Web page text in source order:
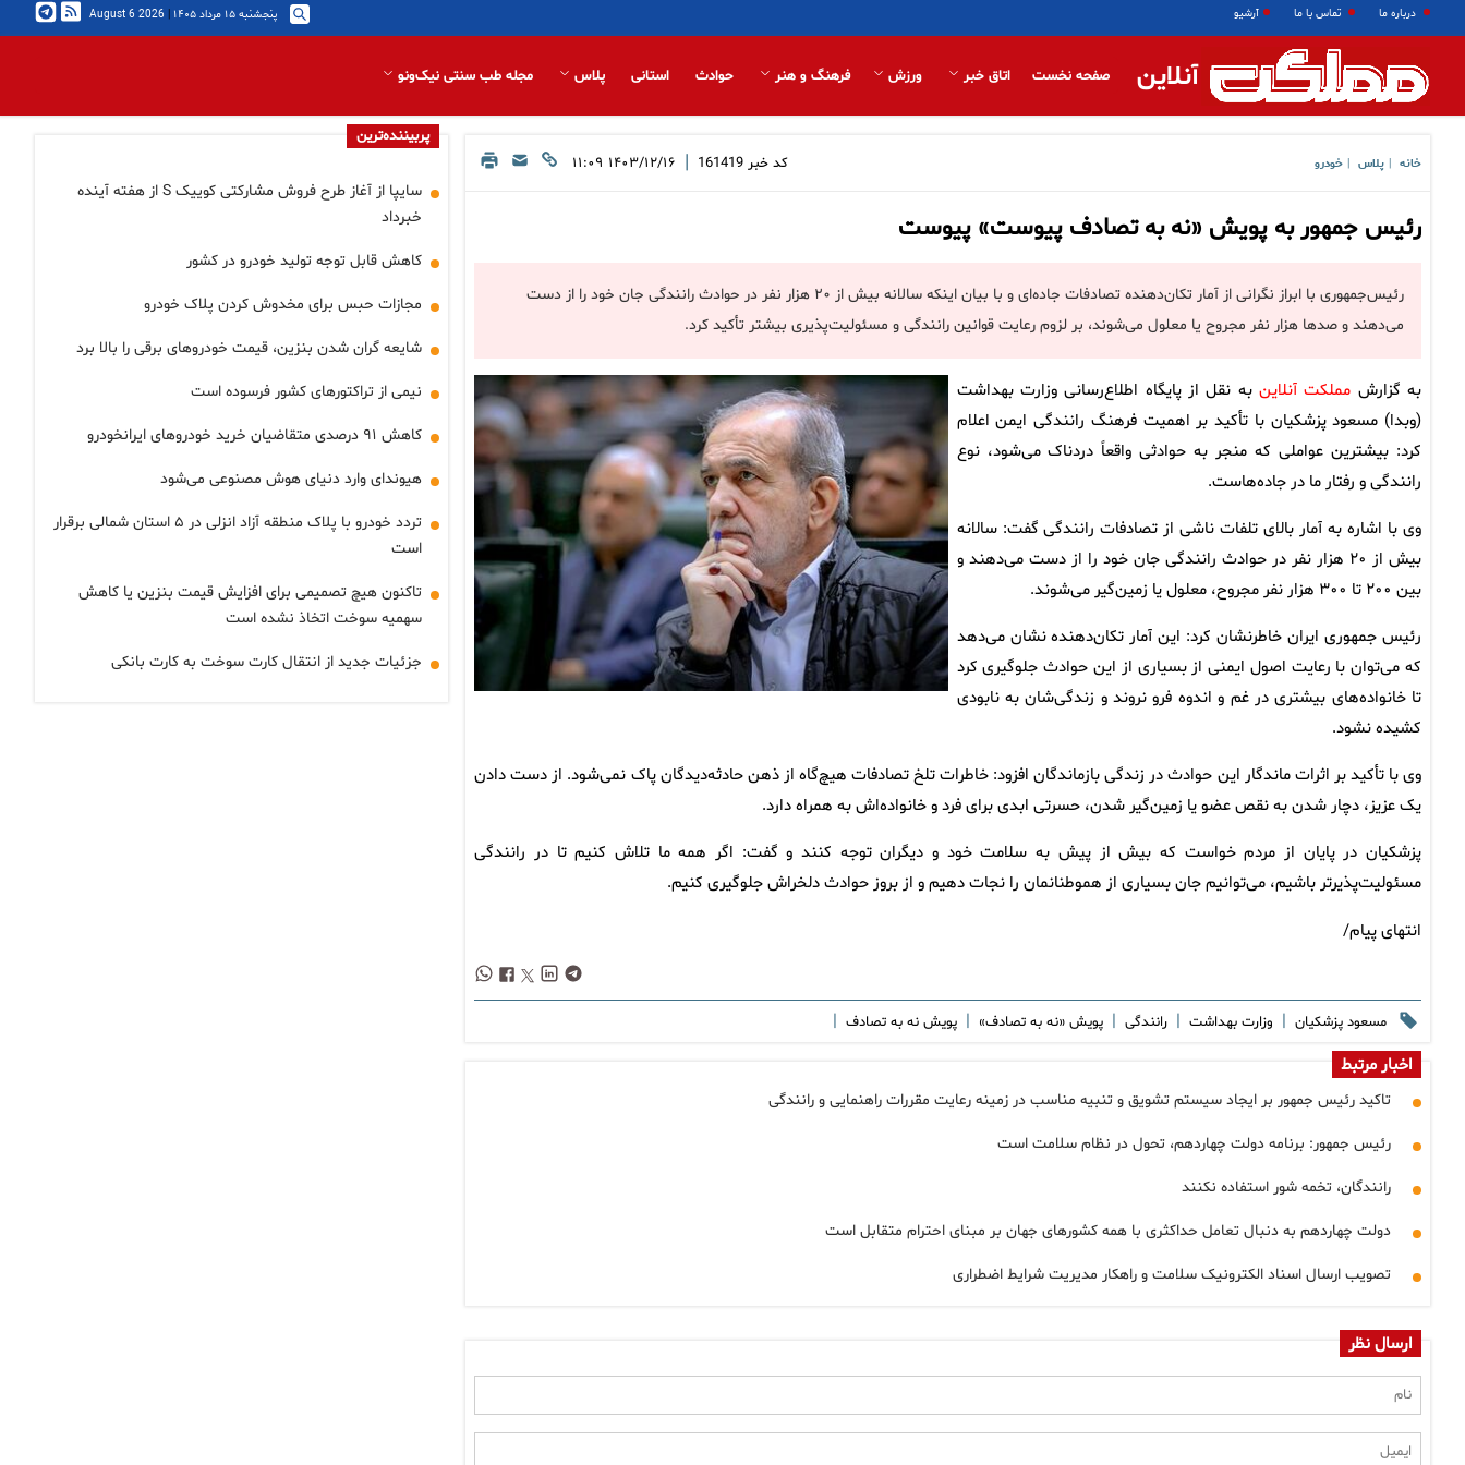
درباره ما تماس با ما آرشیو پنجشنبه ۱۵ مرداد ۱۴۰۵ |
2026 August 6
آنلاین صفحه نخست اتاق خبر ورزش فرهنگ و هنر حوادث استانی پلاس مجله طب سنتی نیک‌ونو
خانه پلاس خودرو کد خبر 161419
| ۱۴۰۳/۱۲/۱۶ ۱۱:۰۹
رئیس جمهور به پویش «نه به تصادف پیوست» پیوست
رئیس‌جمهوری با ابراز نگرانی از آمار تکان‌دهنده تصادفات جاده‌ای و با بیان اینکه سالانه بیش از ۲۰ هزار نفر در حوادث رانندگی جان خود را از دست
می‌دهند و صدها هزار نفر مجروح یا معلول می‌شوند، بر لزوم رعایت قوانین رانندگی و مسئولیت‌پذیری بیشتر تأکید کرد.
به گزارش مملکت آنلاینبه نقل از پایگاه اطلاع‌رسانی وزارت بهداشت
(وبدا) مسعود پزشکیان با تأکید بر اهمیت فرهنگ رانندگی ایمن اعلام
کرد: بیشترین عواملی که منجر به حوادثی واقعاً دردناک می‌شود، نوع
رانندگی و رفتار ما در جاده‌هاست.
وی با اشاره به آمار بالای تلفات ناشی از تصادفات رانندگی گفت: سالانه
بیش از ۲۰ هزار نفر در حوادث رانندگی جان خود را از دست می‌دهند و
بین ۲۰۰ تا ۳۰۰ هزار نفر مجروح، معلول یا زمین‌گیر می‌شوند.
رئیس جمهوری ایران خاطرنشان کرد: این آمار تکان‌دهنده نشان می‌دهد
که می‌توان با رعایت اصول ایمنی از بسیاری از این حوادث جلوگیری کرد
تا خانواده‌های بیشتری در غم و اندوه فرو نروند و زندگی‌شان به نابودی
کشیده نشود.
وی با تأکید بر اثرات ماندگار این حوادث در زندگی بازماندگان افزود: خاطرات تلخ تصادفات هیچ‌گاه از ذهن حادثه‌دیدگان پاک نمی‌شود. از دست دادن
یک عزیز، دچار شدن به نقص عضو یا زمین‌گیر شدن، حسرتی ابدی برای فرد و خانواده‌اش به همراه دارد.
پزشکیان در پایان از مردم خواست که بیش از پیش به سلامت خود و دیگران توجه کنند و گفت: اگر همه ما تلاش کنیم تا در رانندگی
مسئولیت‌پذیرتر باشیم، می‌توانیم جان بسیاری از هموطنانمان را نجات دهیم و از بروز حوادث دلخراش جلوگیری کنیم.
انتهای پیام/
مسعود پزشکیان | وزارت بهداشت | رانندگی | پویش «نه به تصادف» | پویش نه به تصادف |
اخبار مرتبط
تاکید رئیس جمهور بر ایجاد سیستم تشویق و تنبیه مناسب در زمینه رعایت مقررات راهنمایی و رانندگی
رئیس جمهور: برنامه دولت چهاردهم، تحول در نظام سلامت است
رانندگان، تخمه شور استفاده نکنند
دولت چهاردهم به دنبال تعامل حداکثری با همه کشورهای جهان بر مبنای احترام متقابل است
تصویب ارسال اسناد الکترونیک سلامت و راهکار مدیریت شرایط اضطراری
ارسال نظر
پربیننده‌ترین
سایپا از آغاز طرح فروش مشارکتی کوییک S از هفته آینده
خبرداد
کاهش قابل توجه تولید خودرو در کشور
مجازات حبس برای مخدوش کردن پلاک خودرو
شایعه گران شدن بنزین، قیمت خودروهای برقی را بالا برد
نیمی از تراکتورهای کشور فرسوده است
کاهش ۹۱ درصدی متقاضیان خرید خودروهای ایرانخودرو
هیوندای وارد دنیای هوش مصنوعی می‌شود
تردد خودرو با پلاک منطقه آزاد انزلی در ۵ استان شمالی برقرار
است
تاکنون هیچ تصمیمی برای افزایش قیمت بنزین یا کاهش
سهمیه سوخت اتخاذ نشده است
جزئیات جدید از انتقال کارت سوخت به کارت بانکی